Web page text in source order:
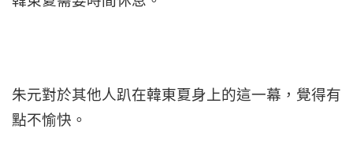
朱元對於其他人趴在韓東夏身上的這一幕，覺得有
點不愉快。